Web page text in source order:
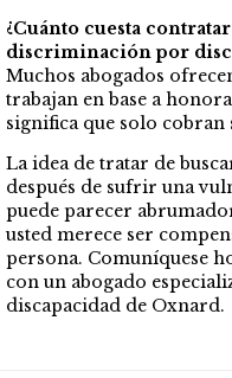
¿Cuánto cuesta
discriminación por
Muchos abogados
trabajan en base a
significa que solo cobran
La idea de tratar de
después de sufrir una
puede parecer
usted merece ser
persona. Comuníquese
con un abogado
discapacidad de Oxnard.